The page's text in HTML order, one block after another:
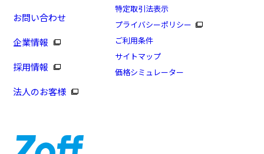
お問い合わせ
企業情報
採用情報
法人のお客様
特定取引法表示
プライバシーポリシー
ご利用条件
サイトマップ
価格シミュレーター